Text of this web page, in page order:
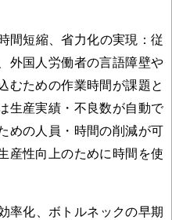
間短縮、省力化の実現：従
外国人労働者の言語障壁や
むための作業時間が課題と
生産実績・不良数が自動で
めの人員・時間の削減が可
産性向上のために時間を使
率化、ボトルネックの早期